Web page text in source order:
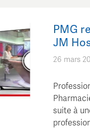
PMG
JM
26 mars
suite à